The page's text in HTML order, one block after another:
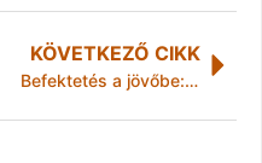
KÖVETKEZŐ CIKK
Befektetés a jövőbe: a Bizottság további 50 milliárd euró mozgósítását javasolja az alacsony szén-dioxid-kibocsátással járó technológiák terén